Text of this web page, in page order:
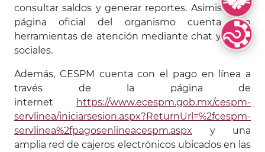
consultar saldos y generar reportes. Asimismo, la
página oficial del organismo cuenta con
herramientas de atención mediante chat y redes
sociales.
Además, CESPM cuenta con el pago en línea a
través de la página de
internet
https://www.ecespm.gob.mx/cespm-
servlinea/iniciarsesion.aspx?ReturnUrl=%2fcespm-
servlinea%2fpagosenlineacespm.aspx y una
amplia red de cajeros electrónicos ubicados en las
Lengua de
Lenguas